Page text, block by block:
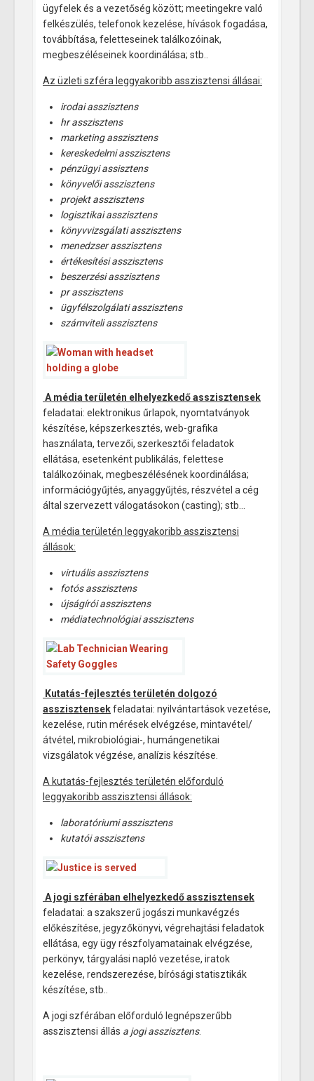
ügyfelek és a vezetőség között; meetingekre való
felkészülés, telefonok kezelése, hívások fogadása,
továbbítása, feletteseinek találkozóinak,
megbeszéléseinek koordinálása; stb..
Az üzleti szféra leggyakoribb asszisztensi állásai:
irodai asszisztens
hr asszisztens
marketing asszisztens
kereskedelmi asszisztens
pénzügyi assisztens
könyvelői asszisztens
projekt asszisztens
logisztikai asszisztens
könyvvizsgálati asszisztens
menedzser asszisztens
értékesítési asszisztens
beszerzési asszisztens
pr asszisztens
ügyfélszolgálati asszisztens
számviteli asszisztens
A média területén elhelyezkedő asszisztensek
feladatai: elektronikus űrlapok, nyomtatványok
készítése, képszerkesztés, web-grafika
használata, tervezői, szerkesztői feladatok
ellátása, esetenként publikálás, felettese
találkozóinak, megbeszélésének koordinálása;
információgyűjtés, anyaggyűjtés, részvétel a cég
által szervezett válogatásokon (casting); stb…
A média területén leggyakoribb asszisztensi
állások:
virtuális asszisztens
fotós asszisztens
újságírói asszisztens
médiatechnológiai asszisztens
Kutatás-fejlesztés területén dolgozó
asszisztensekfeladatai: nyilvántartások vezetése,
kezelése, rutin mérések elvégzése, mintavétel/
átvétel, mikrobiológiai-, humángenetikai
vizsgálatok végzése, analízis készítése.
A kutatás-fejlesztés területén előforduló
leggyakoribb asszisztensi állások:
laboratóriumi asszisztens
kutatói asszisztens
A jogi szférában elhelyezkedő asszisztensek
feladatai: a szakszerű jogászi munkavégzés
előkészítése, jegyzőkönyvi, végrehajtási feladatok
ellátása, egy ügy részfolyamatainak elvégzése,
perkönyv, tárgyalási napló vezetése, iratok
kezelése, rendszerezése, bírósági statisztikák
készítése, stb..
A jogi szférában előforduló legnépszerűbb
asszisztensi állás a jogi asszisztens.